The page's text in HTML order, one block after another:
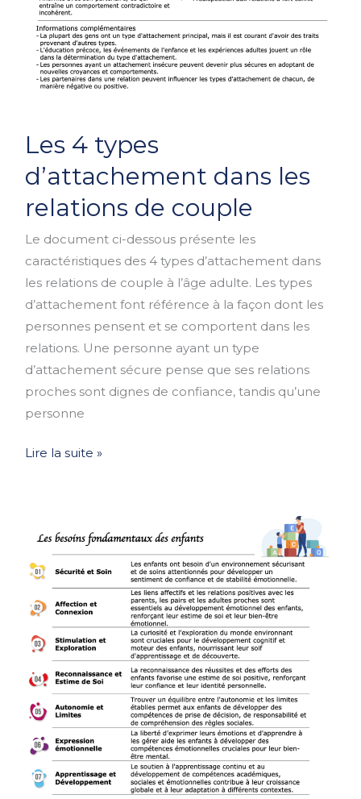
Les 4 types
d’attachement dans les
relations de couple
Le document ci-dessous présente les
caractéristiques des 4 types d’attachement dans
les relations de couple à l’âge adulte. Les types
d’attachement font référence à la façon dont les
personnes pensent et se comportent dans les
relations. Une personne ayant un type
d’attachement sécure pense que ses relations
proches sont dignes de confiance, tandis qu’une
personne
types
d’attachement
dans
Lire la suite »